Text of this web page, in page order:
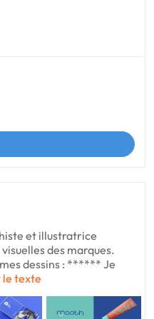
et illustratrice
des marques.
dessins : ****** Je
le texte